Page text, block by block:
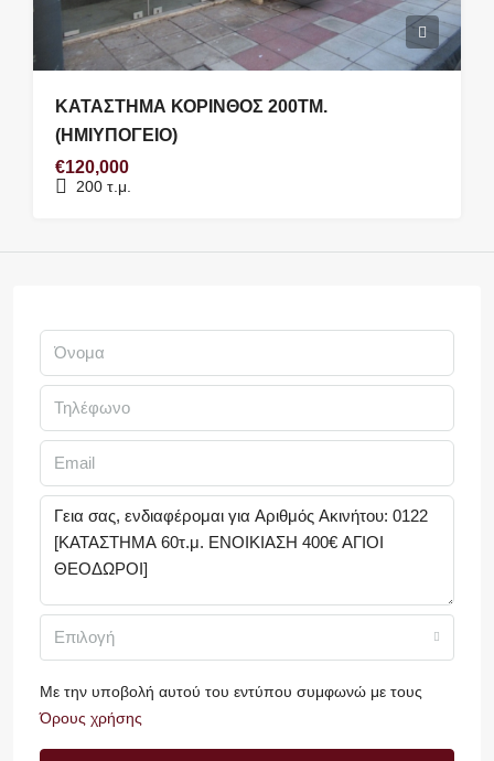
ΚΑΤΑΣΤΗΜΑ ΚΟΡΙΝΘΟΣ 200ΤΜ.
(ΗΜΙΥΠΟΓΕΙΟ)
€120,000
200 τ.μ.
Επιλογή
Με την υποβολή αυτού του εντύπου συμφωνώ με τους
Όρους χρήσης